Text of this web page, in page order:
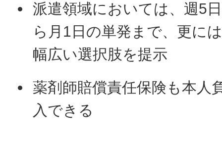
派遣領域においては、週5
ら月1日の単発まで、更に
幅広い選択肢を提示
薬剤師賠償責任保険も本人
入できる